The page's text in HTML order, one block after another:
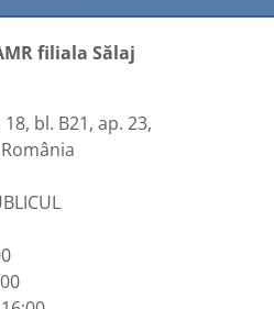
filiala Sălaj
bl. B21, ap. 23,